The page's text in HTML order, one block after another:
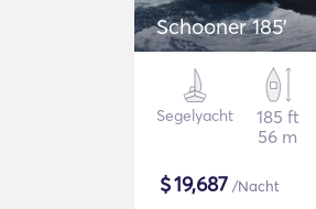
Schooner 185'
Segelyacht
185 ft
56 m
$19,687 /Nacht